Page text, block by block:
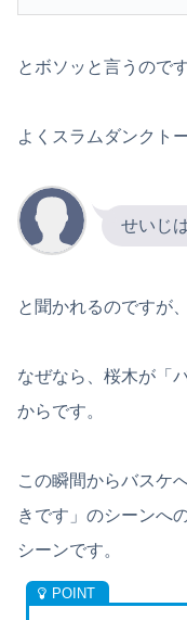
とボソッと言うのです
よくスラムダンクト
せいじ
と聞かれるのですが
なぜなら、桜木が「
からです。
この瞬間からバスケ
きです」のシーンへ
シーンです。